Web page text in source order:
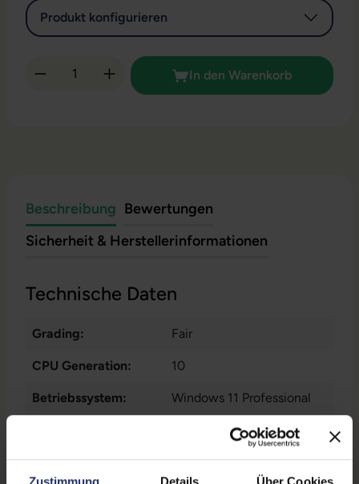
Produkt konfigurieren
Produkt Anzahl: Gib den gewünschten
In den Warenkorb
Beschreibung Bewertungen
Sicherheit & Herstellerinformationen
Technische Daten
Grading: Fair
CPU Generation: 10
Betriebssystem: Windows 11 Professional
Displayart: Mattes Display